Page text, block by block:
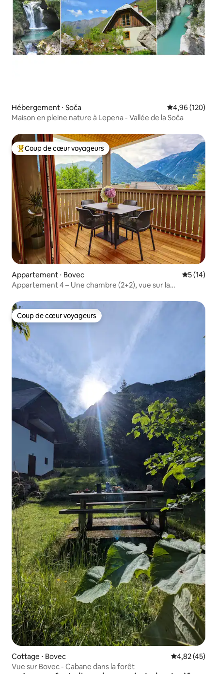
Hébergement ⋅ Soča Évaluation
4,96 (120)
Maison en pleine nature à Lepena - Vallée de la Soča
Coups de cœur voyageurs les plus appréciés
Coup de cœur voyageurs
Appartement ⋅ Bovec
5 (14)
Appartement 4 – Une chambre (2+2), vue sur la
Coup de cœur voyageurs
Coup de cœur voyageurs
Cottage ⋅ Bovec Évaluation
4,82 (45)
Vue sur Bovec - Cabane dans la forêt